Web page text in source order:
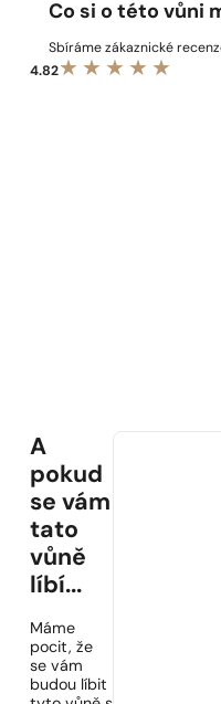
Co si o této vůni
Sbíráme zákaznické
4.82
A
pokud
se vám
tato
vůně
líbí...
Máme
pocit, že
se vám
budou líbit